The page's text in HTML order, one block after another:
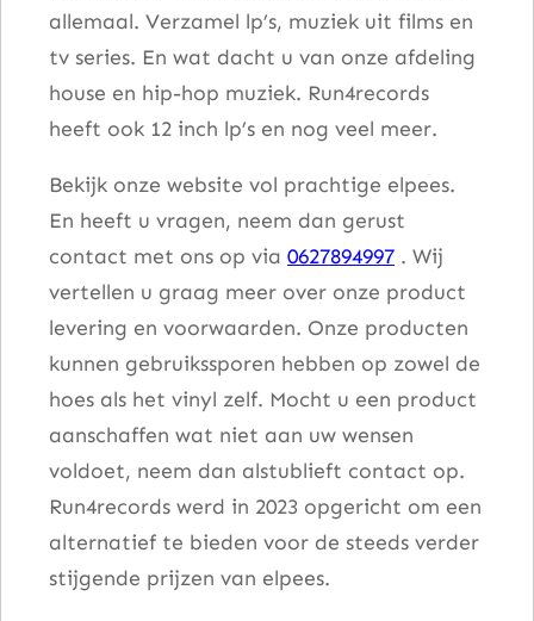
allemaal. Verzamel lp’s, muziek uit films en
tv series. En wat dacht u van onze afdeling
house en hip-hop muziek. Run4records
heeft ook 12 inch lp’s en nog veel meer.
Bekijk onze website vol prachtige elpees.
En heeft u vragen, neem dan gerust
contact met ons op via 0627894997 . Wij
vertellen u graag meer over onze product
levering en voorwaarden. Onze producten
kunnen gebruikssporen hebben op zowel de
hoes als het vinyl zelf. Mocht u een product
aanschaffen wat niet aan uw wensen
voldoet, neem dan alstublieft contact op.
Run4records werd in 2023 opgericht om een
alternatief te bieden voor de steeds verder
stijgende prijzen van elpees.